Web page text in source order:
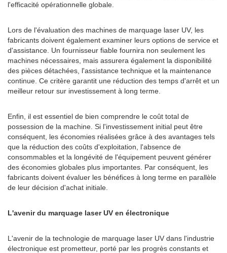
l'efficacité opérationnelle globale.
Lors de l'évaluation des machines de marquage laser UV, les
fabricants doivent également examiner leurs options de service et
d'assistance. Un fournisseur fiable fournira non seulement les
machines nécessaires, mais assurera également la disponibilité
des pièces détachées, l'assistance technique et la maintenance
continue. Ce critère garantit une réduction des temps d'arrêt et un
meilleur retour sur investissement à long terme.
Enfin, il est essentiel de bien comprendre le coût total de
possession de la machine. Si l'investissement initial peut être
conséquent, les économies réalisées grâce à des avantages tels
que la réduction des coûts d'exploitation, l'absence de
consommables et la longévité de l'équipement peuvent générer
des économies globales plus importantes. Par conséquent, les
fabricants doivent évaluer les bénéfices à long terme en parallèle
de leur décision d'achat initiale.
L'avenir du marquage laser UV en électronique
L'avenir de la technologie de marquage laser UV dans l'industrie
électronique est prometteur, porté par les progrès constants et